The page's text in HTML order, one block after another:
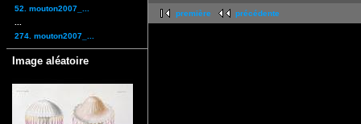
52. mouton2007_...
274. mouton2007_...
Image aléatoire
première précédente